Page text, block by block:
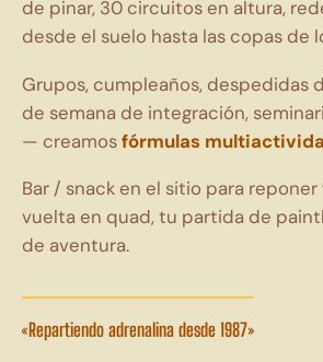
de pinar, 30 circuitos en altura,
desde el suelo hasta las copas de
Grupos, cumpleaños, despedidas
de semana de integración,
— creamosfórmulas
Bar / snack en el sitio para reponer
vuelta en quad,tu partida de
de aventura.
«Repartiendo adrenalina desde 1987»